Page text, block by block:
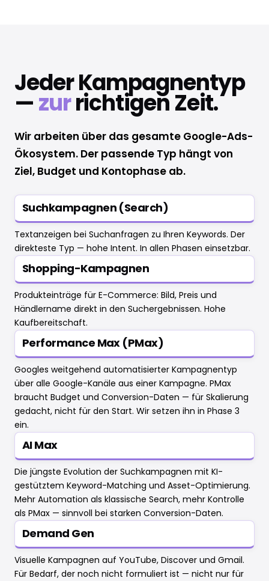
Jeder Kampagnentyp
—zurrichtigen Zeit.
Wir arbeiten über das gesamte Google-Ads-
Ökosystem. Der passende Typ hängt von
Ziel, Budget und Kontophase ab.
Suchkampagnen (Search)
Textanzeigen bei Suchanfragen zu Ihren Keywords. Der
direkteste Typ — hohe Intent. In allen Phasen einsetzbar.
Shopping-Kampagnen
Produkteinträge für E-Commerce: Bild, Preis und
Händlername direkt in den Suchergebnissen. Hohe
Kaufbereitschaft.
Performance Max (PMax)
Googles weitgehend automatisierter Kampagnentyp
über alle Google-Kanäle aus einer Kampagne. PMax
braucht Budget und Conversion-Daten — für Skalierung
gedacht, nicht für den Start. Wir setzen ihn in Phase 3
ein.
AI Max
Die jüngste Evolution der Suchkampagnen mit KI-
gestütztem Keyword-Matching und Asset-Optimierung.
Mehr Automation als klassische Search, mehr Kontrolle
als PMax — sinnvoll bei starken Conversion-Daten.
Demand Gen
Visuelle Kampagnen auf YouTube, Discover und Gmail.
Für Bedarf, der noch nicht formuliert ist — nicht nur für